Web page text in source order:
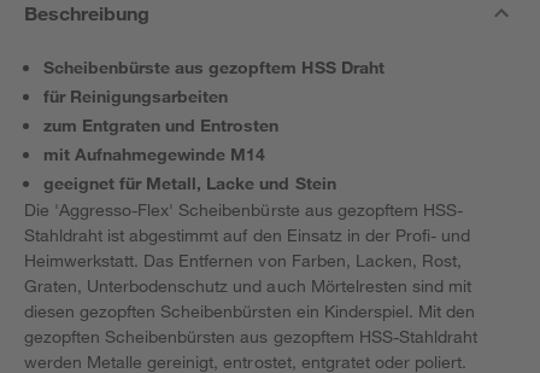
Beschreibung
Scheibenbürste aus gezopftem HSS Draht
für Reinigungsarbeiten
zum Entgraten und Entrosten
mit Aufnahmegewinde M14
geeignet für Metall, Lacke und Stein
Die 'Aggresso-Flex' Scheibenbürste aus gezopftem HSS-
Stahldraht ist abgestimmt auf den Einsatz in der Profi- und
Heimwerkstatt. Das Entfernen von Farben, Lacken, Rost,
Graten, Unterbodenschutz und auch Mörtelresten sind mit
diesen gezopften Scheibenbürsten ein Kinderspiel. Mit den
gezopften Scheibenbürsten aus gezopftem HSS-Stahldraht
werden Metalle gereinigt, entrostet, entgratet oder poliert.